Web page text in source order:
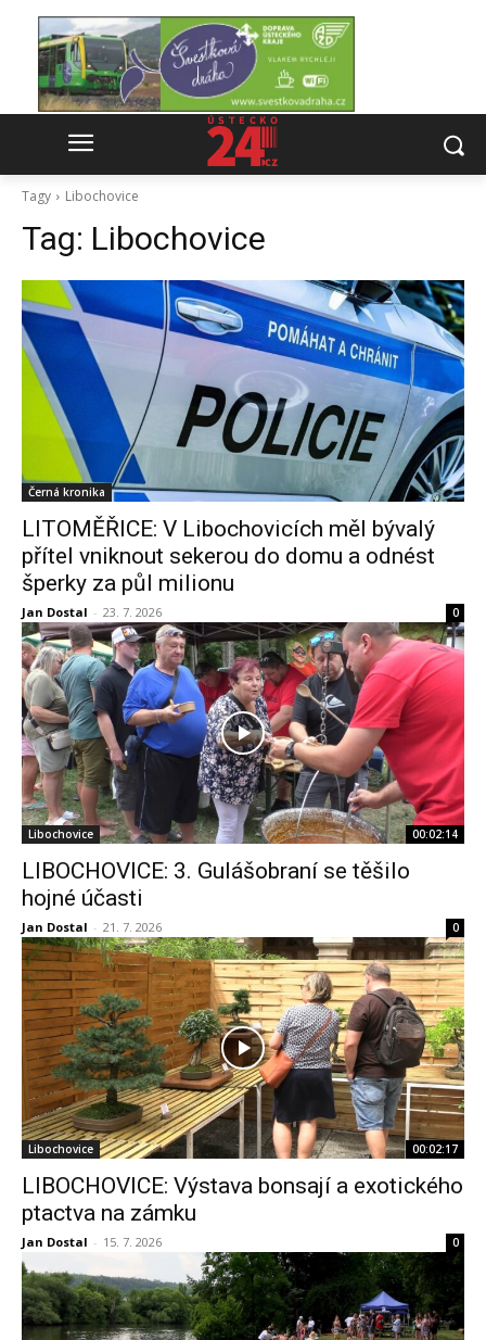
Tagy Libochovice
Tag: Libochovice
Černá kronika
LITOMĚŘICE: V Libochovicích měl bývalý
přítel vniknout sekerou do domu a odnést
šperky za půl milionu
Jan Dostal - 23. 7. 2026 0
Libochovice 00:02:14
LIBOCHOVICE: 3. Gulášobraní se těšilo
hojné účasti
Jan Dostal - 21. 7. 2026 0
Libochovice 00:02:17
LIBOCHOVICE: Výstava bonsají a exotického
ptactva na zámku
Jan Dostal - 15. 7. 2026 0